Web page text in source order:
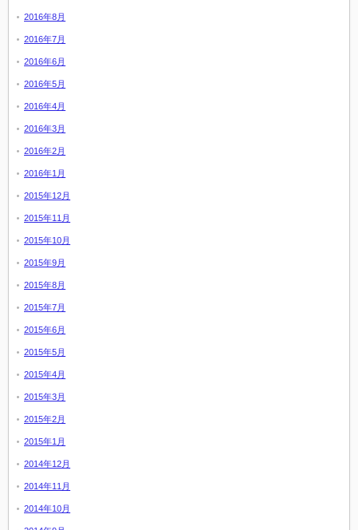
2016年8月
2016年7月
2016年6月
2016年5月
2016年4月
2016年3月
2016年2月
2016年1月
2015年12月
2015年11月
2015年10月
2015年9月
2015年8月
2015年7月
2015年6月
2015年5月
2015年4月
2015年3月
2015年2月
2015年1月
2014年12月
2014年11月
2014年10月